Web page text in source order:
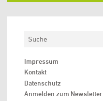
Impressum
Kontakt
Datenschutz
Anmelden zum Newsletter